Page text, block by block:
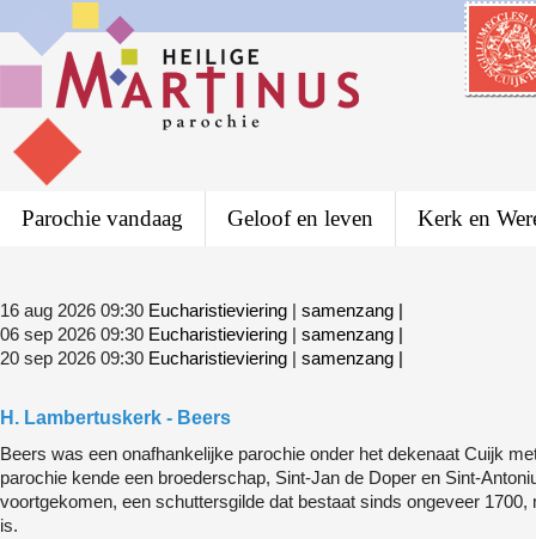
Parochie vandaag Geloof en leven Kerk en
16 aug 2026 09:30 Eucharistieviering | samenzang |
06 sep 2026 09:30 Eucharistieviering | samenzang |
20 sep 2026 09:30 Eucharistieviering | samenzang |
H. Lambertuskerk - Beers
Beers was een onafhankelijke parochie onder het dekenaat Cuijk
parochie kende een broederschap, Sint-Jan de Doper en Sint-
voortgekomen, een schuttersgilde dat bestaat sinds ongeveer
is.